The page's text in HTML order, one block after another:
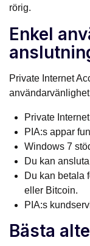
rörig.
Enkel
Private Internet
Private
PIA:s appar
Windows 7
Du kan
Du kan betala
eller Bitcoin.
PIA:s
Bästa